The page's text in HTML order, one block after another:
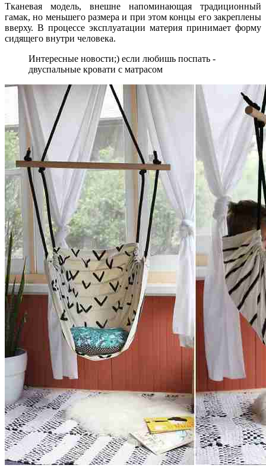
Тканевая модель, внешне напоминающая традиционный
гамак, но меньшего размера и при этом концы его закреплены
вверху. В процессе эксплуатации материя принимает форму
сидящего внутри человека.
Интересные новости;) если любишь поспать -
двуспальные кровати с матрасом